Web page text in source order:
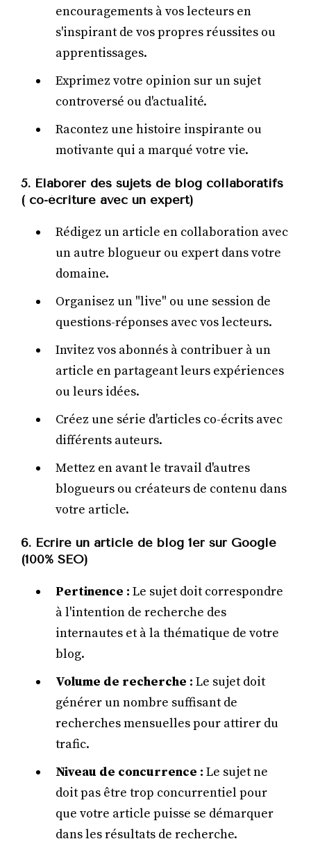
encouragements à vos lecteurs en
s'inspirant de vos propres réussites ou
apprentissages.
Exprimez votre opinion sur un sujet
controversé ou d'actualité.
Racontez une histoire inspirante ou
motivante qui a marqué votre vie.
5. Élaborer des sujets de blog collaboratifs
( co-écriture avec un expert)
Rédigez un article en collaboration avec
un autre blogueur ou expert dans votre
domaine.
Organisez un "live" ou une session de
questions-réponses avec vos lecteurs.
Invitez vos abonnés à contribuer à un
article en partageant leurs expériences
ou leurs idées.
Créez une série d'articles co-écrits avec
différents auteurs.
Mettez en avant le travail d'autres
blogueurs ou créateurs de contenu dans
votre article.
6. Ecrire un article de blog 1er sur Google
(100% SEO)
Pertinence : Le sujet doit correspondre
à l'intention de recherche des
internautes et à la thématique de votre
blog.
Volume de recherche : Le sujet doit
générer un nombre suffisant de
recherches mensuelles pour attirer du
trafic.
Niveau de concurrence : Le sujet ne
doit pas être trop concurrentiel pour
que votre article puisse se démarquer
dans les résultats de recherche.